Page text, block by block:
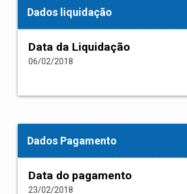
Dados liquidação
Data da Liquidação
06/02/2018
Dados Pagamento
Data do pagamento
23/02/2018